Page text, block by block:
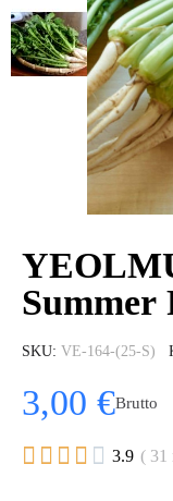
Summer
SKU VE-164-(25-S)
3,00 €Brutto
     3.9 ( 31